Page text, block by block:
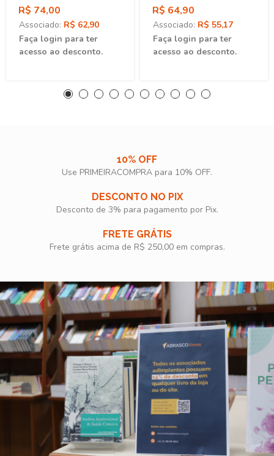
R$ 74,00
Associado: R$ 62,90
Faça login para ter
acesso ao desconto.
R$ 64,90
Associado: R$ 55,17
Faça login para ter
acesso ao desconto.
10% OFF
Use PRIMEIRACOMPRA para 10% OFF.​
DESCONTO NO PIX
Desconto de 3% para pagamento por Pix.
FRETE GRÁTIS
Frete grátis acima de R$ 250,00 em compras.